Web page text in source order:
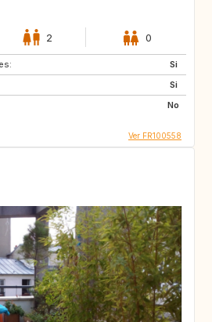
2 0
Si
Si
No
Ver FR100558